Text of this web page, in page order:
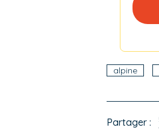
alpine
Partager :